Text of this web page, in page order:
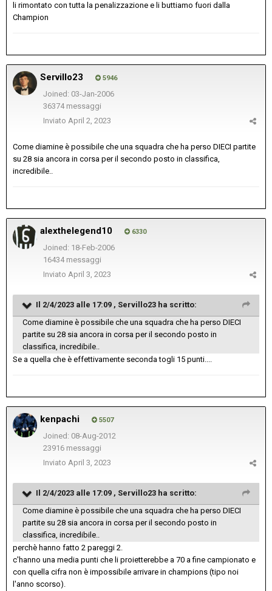
li rimontato con tutta la penalizzazione e li buttiamo fuori dalla
Champion
Servillo23 5946
Joined: 03-Jan-2006
36374 messaggi
Inviato April 2, 2023
Come diamine è possibile che una squadra che ha perso DIECI partite
su 28 sia ancora in corsa per il secondo posto in classifica,
incredibile..
alexthelegend10 6330
Joined: 18-Feb-2006
16434 messaggi
Inviato April 3, 2023
Il 2/4/2023 alle 17:09 , Servillo23 ha scritto:
Come diamine è possibile che una squadra che ha perso DIECI
partite su 28 sia ancora in corsa per il secondo posto in
classifica, incredibile..
Se a quella che è effettivamente seconda togli 15 punti....
kenpachi 5507
Joined: 08-Aug-2012
23916 messaggi
Inviato April 3, 2023
Il 2/4/2023 alle 17:09 , Servillo23 ha scritto:
Come diamine è possibile che una squadra che ha perso DIECI
partite su 28 sia ancora in corsa per il secondo posto in
classifica, incredibile..
perchè hanno fatto 2 pareggi 2.
c'hanno una media punti che li proietterebbe a 70 a fine campionato e
con quella cifra non è impossibile arrivare in champions (tipo noi
l'anno scorso).